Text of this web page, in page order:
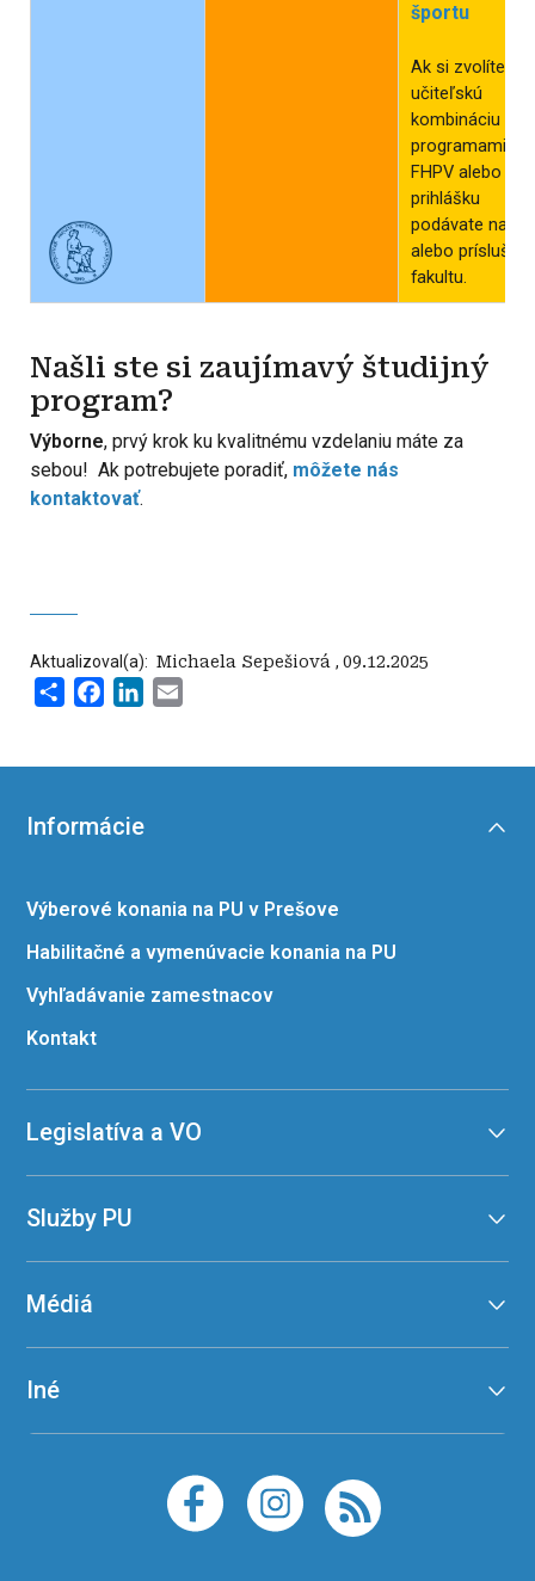
športu
Ak si zvolíte
učiteľskú
kombináciu s
programami PU,
FHPV alebo FŠ,
prihlášku
podávate na PU
alebo príslušnú
fakultu.
Našli ste si zaujímavý študijný
program?
Výborne, prvý krok ku kvalitnému vzdelaniu máte za
sebou! Ak potrebujete poradiť, môžete nás
kontaktovať.
Aktualizoval(a): ‍ Michaela Sepešiová , 09.12.2025
Share FacebookLinkedIn
Informácie
Výberové konania na PU v Prešove
Habilitačné a vymenúvacie konania na PU
Vyhľadávanie zamestnacov
Kontakt
Legislatíva a VO
Služby PU
Médiá
Iné